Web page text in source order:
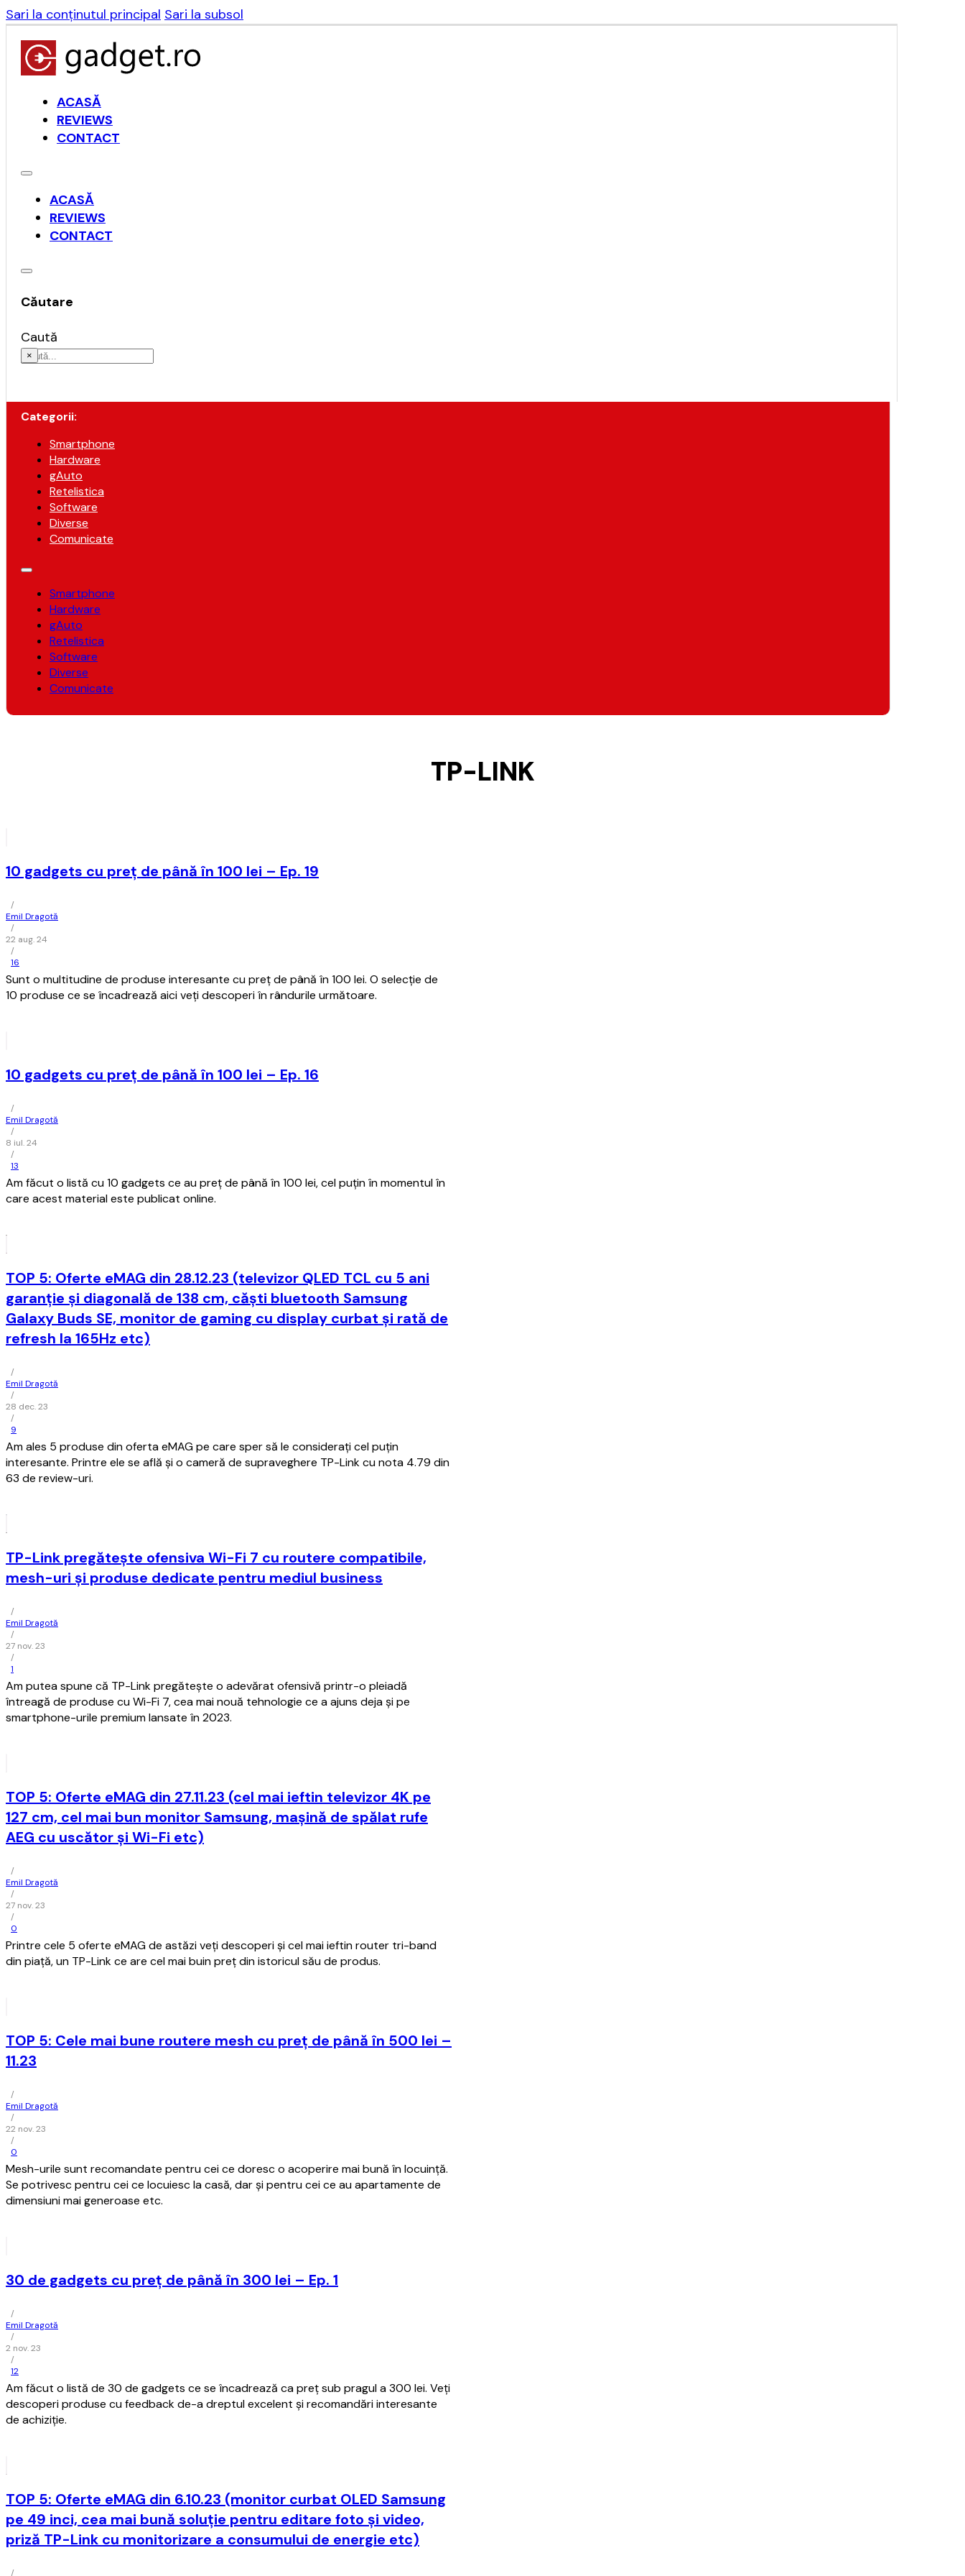
Sari la conținutul principal Sari la subsol
ACASĂ
REVIEWS
CONTACT
ACASĂ
REVIEWS
CONTACT
Căutare
Caută
×
Categorii:
Smartphone
Hardware
gAuto
Retelistica
Software
Diverse
Comunicate
Smartphone
Hardware
gAuto
Retelistica
Software
Diverse
Comunicate
TP-LINK
10 gadgets cu preț de până în 100 lei – Ep. 19
/
Emil Dragotă
/
22 aug. 24
/
16
Sunt o multitudine de produse interesante cu preț de până în 100 lei. O selecție de
10 produse ce se încadrează aici veți descoperi în rândurile următoare.
10 gadgets cu preț de până în 100 lei – Ep. 16
/
Emil Dragotă
/
8 iul. 24
/
13
Am făcut o listă cu 10 gadgets ce au preț de până în 100 lei, cel puțin în momentul în
care acest material este publicat online.
TOP 5: Oferte eMAG din 28.12.23 (televizor QLED TCL cu 5 ani
garanție și diagonală de 138 cm, căști bluetooth Samsung
Galaxy Buds SE, monitor de gaming cu display curbat și rată de
refresh la 165Hz etc)
/
Emil Dragotă
/
28 dec. 23
/
9
Am ales 5 produse din oferta eMAG pe care sper să le considerați cel puțin
interesante. Printre ele se află și o cameră de supraveghere TP-Link cu nota 4.79 din
63 de review-uri.
TP-Link pregătește ofensiva Wi-Fi 7 cu routere compatibile,
mesh-uri și produse dedicate pentru mediul business
/
Emil Dragotă
/
27 nov. 23
/
1
Am putea spune că TP-Link pregătește o adevărat ofensivă printr-o pleiadă
întreagă de produse cu Wi-Fi 7, cea mai nouă tehnologie ce a ajuns deja și pe
smartphone-urile premium lansate în 2023.
TOP 5: Oferte eMAG din 27.11.23 (cel mai ieftin televizor 4K pe
127 cm, cel mai bun monitor Samsung, mașină de spălat rufe
AEG cu uscător și Wi-Fi etc)
/
Emil Dragotă
/
27 nov. 23
/
0
Printre cele 5 oferte eMAG de astăzi veți descoperi și cel mai ieftin router tri-band
din piață, un TP-Link ce are cel mai buin preț din istoricul său de produs.
TOP 5: Cele mai bune routere mesh cu preț de până în 500 lei –
11.23
/
Emil Dragotă
/
22 nov. 23
/
0
Mesh-urile sunt recomandate pentru cei ce doresc o acoperire mai bună în locuință.
Se potrivesc pentru cei ce locuiesc la casă, dar și pentru cei ce au apartamente de
dimensiuni mai generoase etc.
30 de gadgets cu preț de până în 300 lei – Ep. 1
/
Emil Dragotă
/
2 nov. 23
/
12
Am făcut o listă de 30 de gadgets ce se încadrează ca preț sub pragul a 300 lei. Veți
descoperi produse cu feedback de-a dreptul excelent și recomandări interesante
de achiziție.
TOP 5: Oferte eMAG din 6.10.23 (monitor curbat OLED Samsung
pe 49 inci, cea mai bună soluție pentru editare foto și video,
priză TP-Link cu monitorizare a consumului de energie etc)
/